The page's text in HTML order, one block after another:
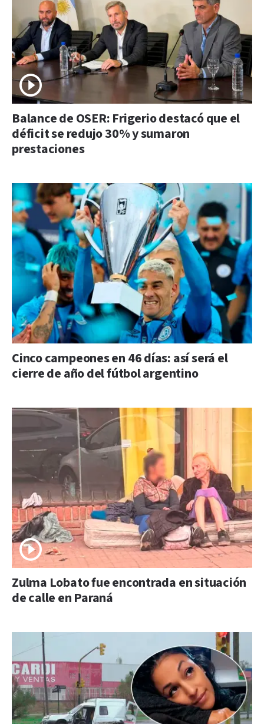
Balance de OSER: Frigerio destacó que el
déficit se redujo 30% y sumaron
prestaciones
Cinco campeones en 46 días: así será el
cierre de año del fútbol argentino
Zulma Lobato fue encontrada en situación
de calle en Paraná